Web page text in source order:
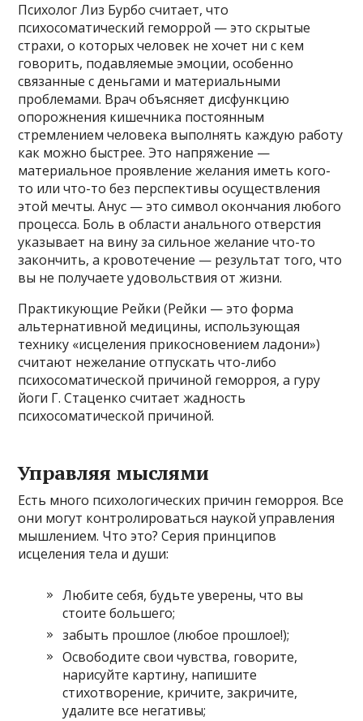
Психолог Лиз Бурбо считает, что
психосоматический геморрой — это скрытые
страхи, о которых человек не хочет ни с кем
говорить, подавляемые эмоции, особенно
связанные с деньгами и материальными
проблемами. Врач объясняет дисфункцию
опорожнения кишечника постоянным
стремлением человека выполнять каждую работу
как можно быстрее. Это напряжение —
материальное проявление желания иметь кого-
то или что-то без перспективы осуществления
этой мечты. Анус — это символ окончания любого
процесса. Боль в области анального отверстия
указывает на вину за сильное желание что-то
закончить, а кровотечение — результат того, что
вы не получаете удовольствия от жизни.
Практикующие Рейки (Рейки — это форма
альтернативной медицины, использующая
технику «исцеления прикосновением ладони»)
считают нежелание отпускать что-либо
психосоматической причиной геморроя, а гуру
йоги Г. Стаценко считает жадность
психосоматической причиной.
Управляя мыслями
Есть много психологических причин геморроя. Все
они могут контролироваться наукой управления
мышлением. Что это? Серия принципов
исцеления тела и души:
Любите себя, будьте уверены, что вы
стоите большего;
забыть прошлое (любое прошлое!);
Освободите свои чувства, говорите,
нарисуйте картину, напишите
стихотворение, кричите, закричите,
удалите все негативы;